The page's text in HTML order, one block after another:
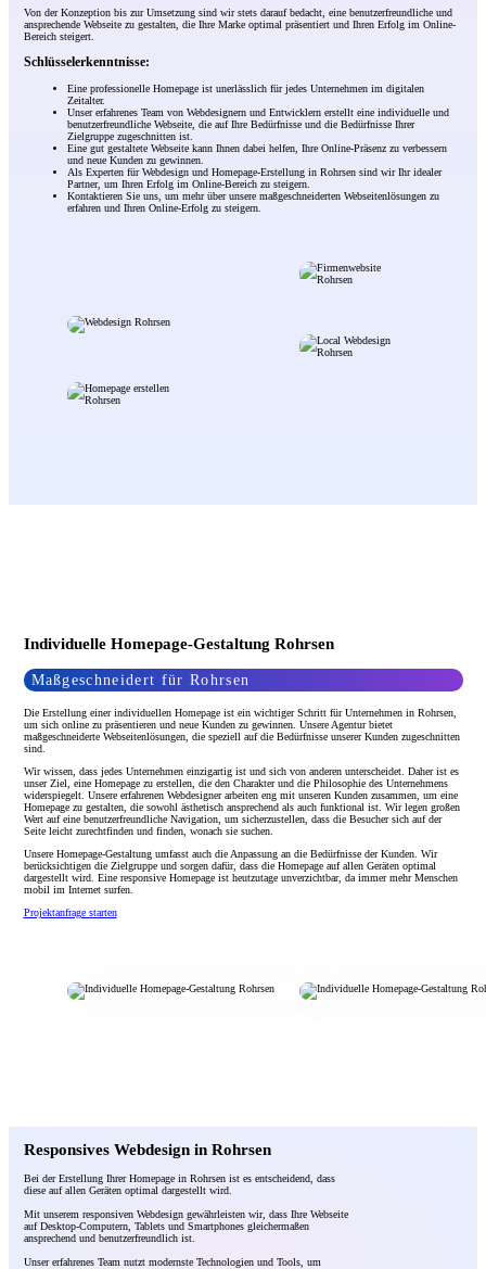
Von der Konzeption bis zur Umsetzung sind wir stets darauf bedacht, eine benutzerfreundliche und
ansprechende Webseite zu gestalten, die Ihre Marke optimal präsentiert und Ihren Erfolg im Online-
Bereich steigert.
Schlüsselerkenntnisse:
Eine professionelle Homepage ist unerlässlich für jedes Unternehmen im digitalen
Zeitalter.
Unser erfahrenes Team von Webdesignern und Entwicklern erstellt eine individuelle und
benutzerfreundliche Webseite, die auf Ihre Bedürfnisse und die Bedürfnisse Ihrer
Zielgruppe zugeschnitten ist.
Eine gut gestaltete Webseite kann Ihnen dabei helfen, Ihre Online-Präsenz zu verbessern
und neue Kunden zu gewinnen.
Als Experten für Webdesign und Homepage-Erstellung in Rohrsen sind wir Ihr idealer
Partner, um Ihren Erfolg im Online-Bereich zu steigern.
Kontaktieren Sie uns, um mehr über unsere maßgeschneiderten Webseitenlösungen zu
erfahren und Ihren Online-Erfolg zu steigern.
Individuelle Homepage-Gestaltung Rohrsen
Maßgeschneidert für Rohrsen
Die Erstellung einer individuellen Homepage ist ein wichtiger Schritt für Unternehmen in Rohrsen,
um sich online zu präsentieren und neue Kunden zu gewinnen. Unsere Agentur bietet
maßgeschneiderte Webseitenlösungen, die speziell auf die Bedürfnisse unserer Kunden zugeschnitten
sind.
Wir wissen, dass jedes Unternehmen einzigartig ist und sich von anderen unterscheidet. Daher ist es
unser Ziel, eine Homepage zu erstellen, die den Charakter und die Philosophie des Unternehmens
widerspiegelt. Unsere erfahrenen Webdesigner arbeiten eng mit unseren Kunden zusammen, um eine
Homepage zu gestalten, die sowohl ästhetisch ansprechend als auch funktional ist. Wir legen großen
Wert auf eine benutzerfreundliche Navigation, um sicherzustellen, dass die Besucher sich auf der
Seite leicht zurechtfinden und finden, wonach sie suchen.
Unsere Homepage-Gestaltung umfasst auch die Anpassung an die Bedürfnisse der Kunden. Wir
berücksichtigen die Zielgruppe und sorgen dafür, dass die Homepage auf allen Geräten optimal
dargestellt wird. Eine responsive Homepage ist heutzutage unverzichtbar, da immer mehr Menschen
mobil im Internet surfen.
Projektanfrage starten
Responsives Webdesign in Rohrsen
Bei der Erstellung Ihrer Homepage in Rohrsen ist es entscheidend, dass
diese auf allen Geräten optimal dargestellt wird.
Mit unserem responsiven Webdesign gewährleisten wir, dass Ihre Webseite
auf Desktop-Computern, Tablets und Smartphones gleichermaßen
ansprechend und benutzerfreundlich ist.
Unser erfahrenes Team nutzt modernste Technologien und Tools, um